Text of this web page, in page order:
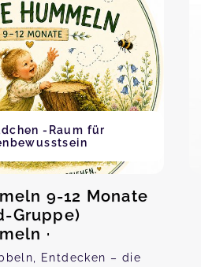
-Raum für
9-12 Monate
Gruppe)
·
Entdecken – die